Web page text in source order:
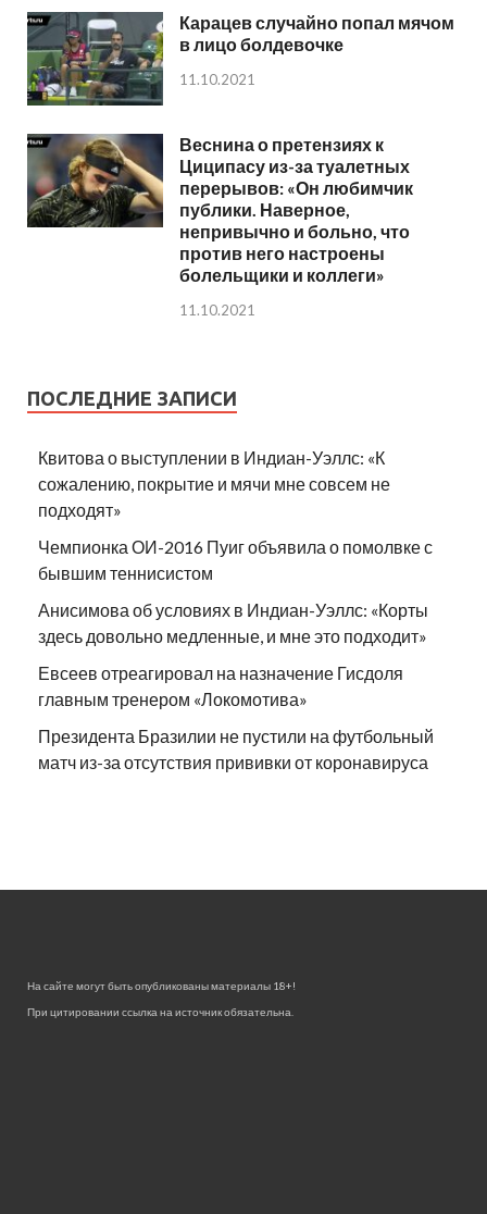
Карацев случайно попал мячом
в лицо болдевочке
11.10.2021
Веснина о претензиях к
Циципасу из-за туалетных
перерывов: «Он любимчик
публики. Наверное,
непривычно и больно, что
против него настроены
болельщики и коллеги»
11.10.2021
ПОСЛЕДНИЕ ЗАПИСИ
Квитова о выступлении в Индиан-Уэллс: «К
сожалению, покрытие и мячи мне совсем не
подходят»
Чемпионка ОИ-2016 Пуиг объявила о помолвке с
бывшим теннисистом
Анисимова об условиях в Индиан-Уэллс: «Корты
здесь довольно медленные, и мне это подходит»
Евсеев отреагировал на назначение Гисдоля
главным тренером «Локомотива»
Президента Бразилии не пустили на футбольный
матч из-за отсутствия прививки от коронавируса
На сайте могут быть опубликованы материалы 18+!
При цитировании ссылка на источник обязательна.